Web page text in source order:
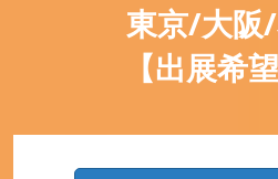
東京/大阪
【出展希